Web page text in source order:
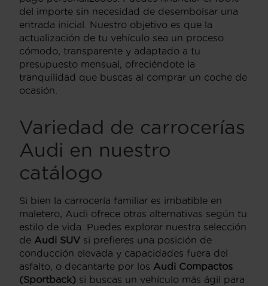
del importe sin necesidad de desembolsar una
entrada inicial. Nuestro objetivo es que la
actualización de tu vehículo sea un proceso
cómodo, transparente y adaptado a tu
presupuesto mensual, ofreciéndote la
tranquilidad que buscas al comprar un coche de
ocasión.
Variedad de carrocerías
Audi en nuestro
catálogo
Si bien la carrocería familiar es imbatible en
maletero, Audi ofrece otras alternativas según tu
estilo de vida. Puedes explorar nuestra selección
de Audi SUV si prefieres una posición de
conducción elevada y capacidades fuera del
asfalto, o decantarte por los Audi Compactos
(Sportback) si buscas un vehículo más ágil para